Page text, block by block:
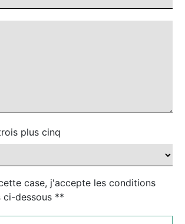
plus cinq
case, j'accepte les conditions
ci-dessous **